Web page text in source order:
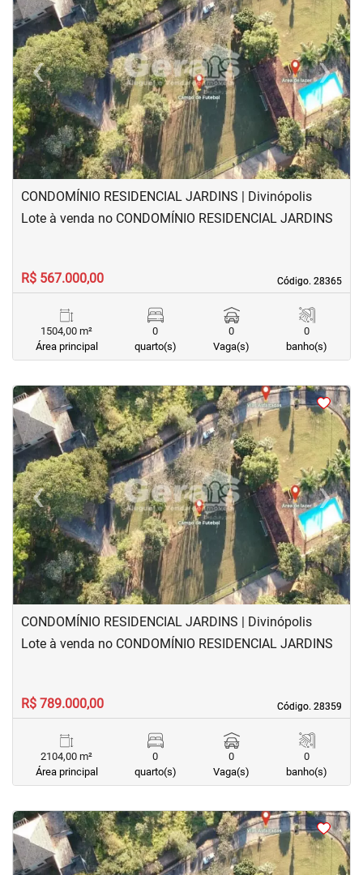
‹Previous ›Next
CONDOMÍNIO RESIDENCIAL JARDINS | Divinópolis
Código. 28365
Código. 28365
Lote à venda no CONDOMÍNIO RESIDENCIAL JARDINS
R$ 567.000,00
1504,00 m²
Área principal
0
quarto(s)
0
Vaga(s)
0
banho(s)
<<<<
‹Previous ›Next
CONDOMÍNIO RESIDENCIAL JARDINS | Divinópolis
Código. 28359
Código. 28359
Lote à venda no CONDOMÍNIO RESIDENCIAL JARDINS
R$ 789.000,00
2104,00 m²
Área principal
0
quarto(s)
0
Vaga(s)
0
banho(s)
<<<<